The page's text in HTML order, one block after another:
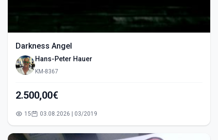
Darkness Angel
Hans-Peter Hauer
KM-8367
2.500,00€
15 03.08.2026 | 03/2019